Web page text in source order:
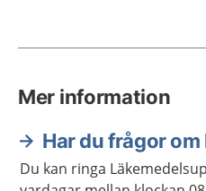
Mer information
Har du frågor
Du kan ringa